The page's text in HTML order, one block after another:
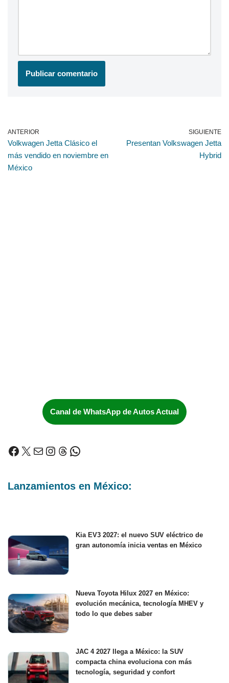
ANTERIOR
Volkwagen Jetta Clásico el
más vendido en noviembre en
México
SIGUIENTE
Presentan Volkswagen Jetta
Hybrid
Canal de WhatsApp de Autos Actual
Lanzamientos en México:
Kia EV3 2027: el nuevo SUV eléctrico de
gran autonomía inicia ventas en México
Nueva Toyota Hilux 2027 en México:
evolución mecánica, tecnología MHEV y
todo lo que debes saber
JAC 4 2027 llega a México: la SUV
compacta china evoluciona con más
tecnología, seguridad y confort